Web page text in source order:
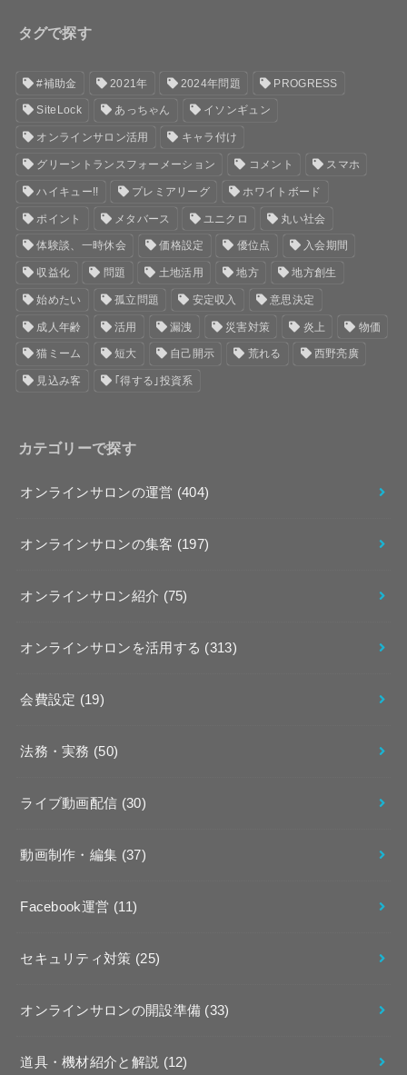
タグで探す
#補助金 2021年 2024年問題 PROGRESS
SiteLock あっちゃん イソンギュン
オンラインサロン活用 キャラ付け
グリーントランスフォーメーション コメント スマホ
ハイキュー!! プレミアリーグ ホワイトボード
ポイント メタバース ユニクロ 丸い社会
体験談、一時休会 価格設定 優位点 入会期間
収益化 問題 土地活用 地方 地方創生
始めたい 孤立問題 安定収入 意思決定
成人年齢 活用 漏洩 災害対策 炎上 物価
猫ミーム 短大 自己開示 荒れる 西野亮廣
見込み客 ｢得する｣投資系
カテゴリーで探す
オンラインサロンの運営 (404)
オンラインサロンの集客 (197)
オンラインサロン紹介 (75)
オンラインサロンを活用する (313)
会費設定 (19)
法務・実務 (50)
ライブ動画配信 (30)
動画制作・編集 (37)
Facebook運営 (11)
セキュリティ対策 (25)
オンラインサロンの開設準備 (33)
道具・機材紹介と解説 (12)